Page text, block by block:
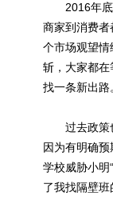
2016年底
商家到消费
个市场观望
斩，大家都
找一条新出路
过去政策也
因为有明确
学校威胁小明
了我找隔壁